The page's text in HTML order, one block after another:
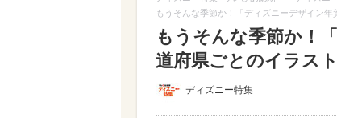
もうそんな季節か！「ディズニーデザイン
もうそんな季節か！
道府県ごとのイラス
ディズニー特集